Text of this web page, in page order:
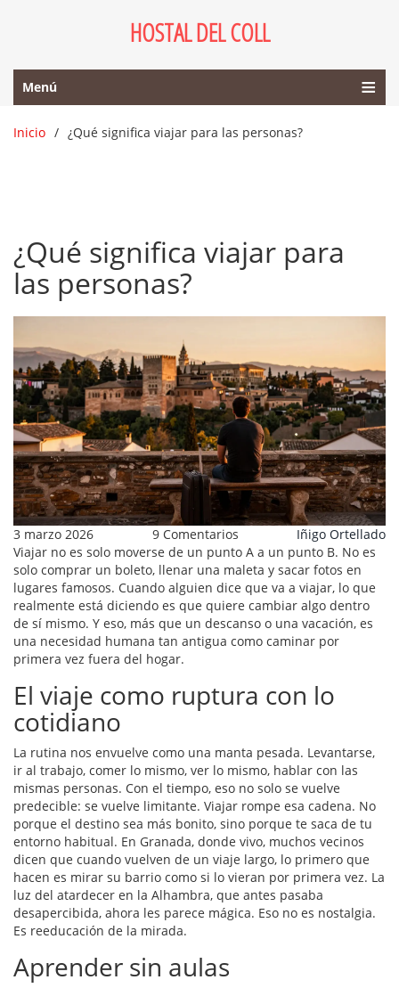
HOSTAL DEL COLL
Menú
Inicio ¿Qué significa viajar para las personas?
¿Qué significa viajar para
las personas?
3 marzo 2026 9 Comentarios
Iñigo Ortellado
Viajar no es solo moverse de un punto A a un punto B. No es
solo comprar un boleto, llenar una maleta y sacar fotos en
lugares famosos. Cuando alguien dice que va a viajar, lo que
realmente está diciendo es que quiere cambiar algo dentro
de sí mismo. Y eso, más que un descanso o una vacación, es
una necesidad humana tan antigua como caminar por
primera vez fuera del hogar.
El viaje como ruptura con lo
cotidiano
La rutina nos envuelve como una manta pesada. Levantarse,
ir al trabajo, comer lo mismo, ver lo mismo, hablar con las
mismas personas. Con el tiempo, eso no solo se vuelve
predecible: se vuelve limitante. Viajar rompe esa cadena. No
porque el destino sea más bonito, sino porque te saca de tu
entorno habitual. En Granada, donde vivo, muchos vecinos
dicen que cuando vuelven de un viaje largo, lo primero que
hacen es mirar su barrio como si lo vieran por primera vez. La
luz del atardecer en la Alhambra, que antes pasaba
desapercibida, ahora les parece mágica. Eso no es nostalgia.
Es reeducación de la mirada.
Aprender sin aulas